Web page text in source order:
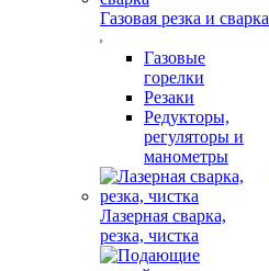
Газовая резка и сварка
Газовые
горелки
Резаки
Редукторы,
регуляторы и
манометры
Лазерная сварка,
резка, чистка